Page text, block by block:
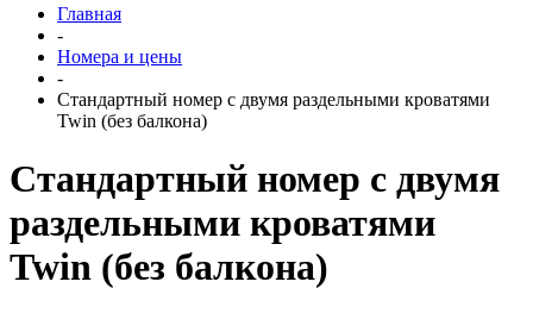
Главная
-
Номера и цены
-
Стандартный номер с двумя раздельными кроватями
Twin (без балкона)
Стандартный номер с двумя
раздельными кроватями
Twin (без балкона)